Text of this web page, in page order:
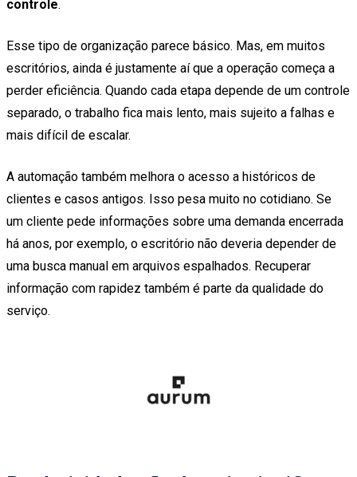
controle.
Esse tipo de organização parece básico. Mas, em muitos
escritórios, ainda é justamente aí que a operação começa a
perder eficiência. Quando cada etapa depende de um controle
separado, o trabalho fica mais lento, mais sujeito a falhas e
mais difícil de escalar.
A automação também melhora o acesso a históricos de
clientes e casos antigos. Isso pesa muito no cotidiano. Se
um cliente pede informações sobre uma demanda encerrada
há anos, por exemplo, o escritório não deveria depender de
uma busca manual em arquivos espalhados. Recuperar
informação com rapidez também é parte da qualidade do
serviço.